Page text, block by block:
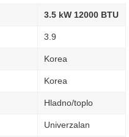
3.5 kW 12000 BTU
3.9
Korea
Korea
Hladno/toplo
Univerzalan